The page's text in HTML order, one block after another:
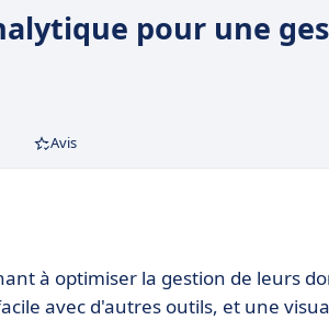
pour une
Avis
à optimiser la gestion de leurs
avec d'autres outils, et une